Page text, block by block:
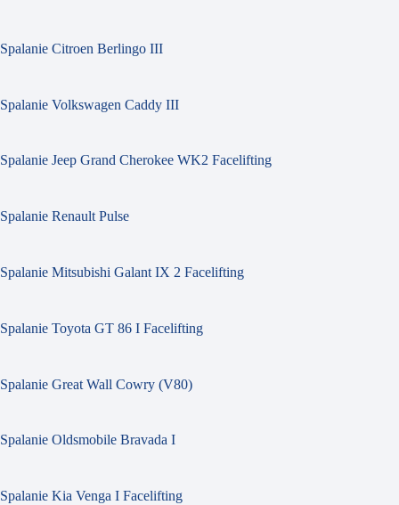
Spalanie Citroen Berlingo III
Spalanie Volkswagen Caddy III
Spalanie Jeep Grand Cherokee WK2 Facelifting
Spalanie Renault Pulse
Spalanie Mitsubishi Galant IX 2 Facelifting
Spalanie Toyota GT 86 I Facelifting
Spalanie Great Wall Cowry (V80)
Spalanie Oldsmobile Bravada I
Spalanie Kia Venga I Facelifting